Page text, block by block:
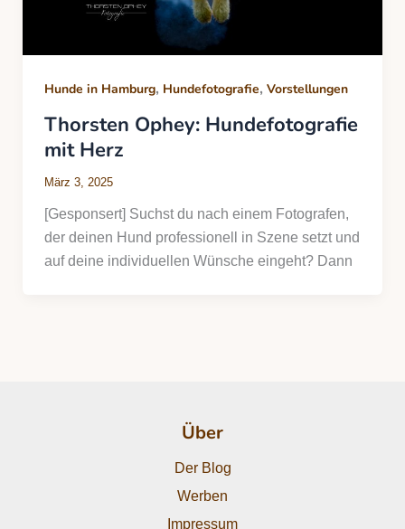
Hunde in Hamburg, Hundefotografie, Vorstellungen
Thorsten Ophey: Hundefotografie
mit Herz
März 3, 2025
[Gesponsert] Suchst du nach einem Fotografen,
der deinen Hund professionell in Szene setzt und
auf deine individuellen Wünsche eingeht? Dann
Über
Der Blog
Werben
Impressum